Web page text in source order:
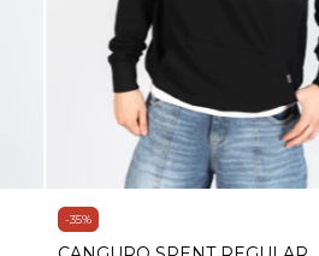
-35%